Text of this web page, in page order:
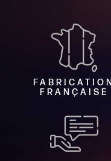
FABRICATION
FRANÇAISE